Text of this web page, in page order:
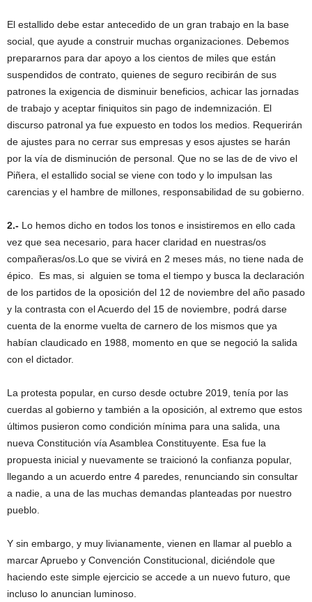
El estallido debe estar antecedido de un gran trabajo en la base
social, que ayude a construir muchas organizaciones. Debemos
prepararnos para dar apoyo a los cientos de miles que están
suspendidos de contrato, quienes de seguro recibirán de sus
patrones la exigencia de disminuir beneficios, achicar las jornadas
de trabajo y aceptar finiquitos sin pago de indemnización. El
discurso patronal ya fue expuesto en todos los medios. Requerirán
de ajustes para no cerrar sus empresas y esos ajustes se harán
por la vía de disminución de personal. Que no se las de de vivo el
Piñera, el estallido social se viene con todo y lo impulsan las
carencias y el hambre de millones, responsabilidad de su gobierno.
2.- Lo hemos dicho en todos los tonos e insistiremos en ello cada
vez que sea necesario, para hacer claridad en nuestras/os
compañeras/os.Lo que se vivirá en 2 meses más, no tiene nada de
épico. Es mas, si alguien se toma el tiempo y busca la declaración
de los partidos de la oposición del 12 de noviembre del año pasado
y la contrasta con el Acuerdo del 15 de noviembre, podrá darse
cuenta de la enorme vuelta de carnero de los mismos que ya
habían claudicado en 1988, momento en que se negoció la salida
con el dictador.
La protesta popular, en curso desde octubre 2019, tenía por las
cuerdas al gobierno y también a la oposición, al extremo que estos
últimos pusieron como condición mínima para una salida, una
nueva Constitución vía Asamblea Constituyente. Esa fue la
propuesta inicial y nuevamente se traicionó la confianza popular,
llegando a un acuerdo entre 4 paredes, renunciando sin consultar
a nadie, a una de las muchas demandas planteadas por nuestro
pueblo.
Y sin embargo, y muy livianamente, vienen en llamar al pueblo a
marcar Apruebo y Convención Constitucional, diciéndole que
haciendo este simple ejercicio se accede a un nuevo futuro, que
incluso lo anuncian luminoso.